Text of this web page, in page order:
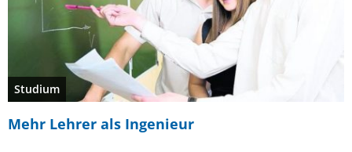
Studium
Mehr Lehrer als Ingenieur